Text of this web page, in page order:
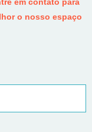
em contato para
o nosso espaço